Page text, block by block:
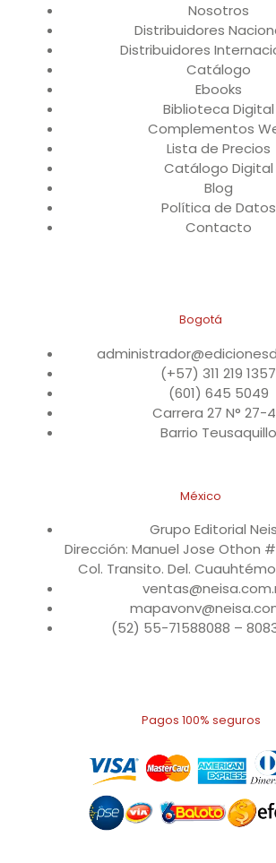
Nosotros
Distribuidores
Distribuidores
Catálogo
Ebooks
Biblioteca Digital
Complementos
Lista de Precios
Catálogo Digital
Blog
Política de Datos
Contacto
Bogotá
(+57) 311 219 1357
(601) 645 5049
Carrera 27 N° 27-
Barrio Teusaquillo
México
Grupo Editorial
Dirección: Manuel Jose Othon #
Col. Transito. Del.
(52) 55-71588088 –
Pagos 100% seguros